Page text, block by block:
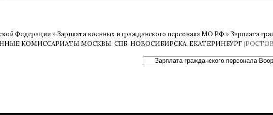
Федерации » Зарплата военных и гражданского персонала МО РФ » Зарплата
КОМИССАРИАТЫ МОСКВЫ, СПБ, НОВОСИБИРСКА, ЕКАТЕРИНБУРГ